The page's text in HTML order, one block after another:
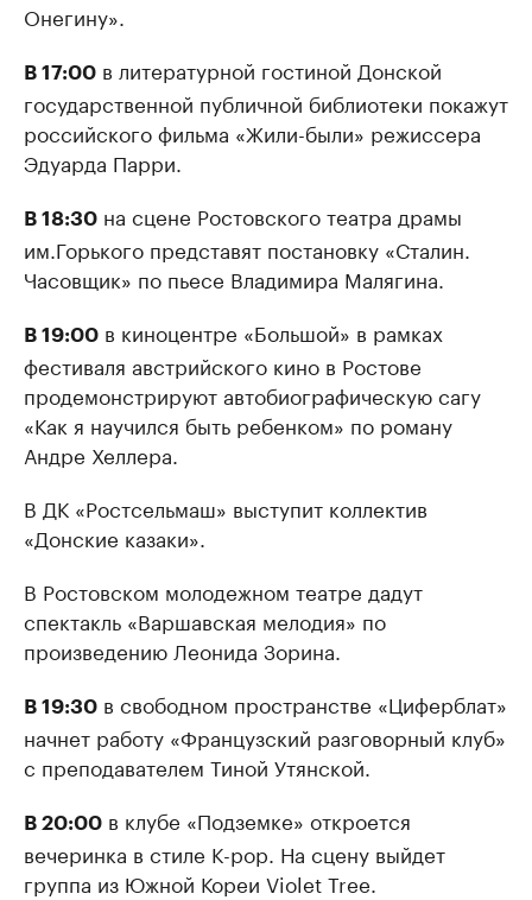
Онегину».
В 17:00 в литературной гостиной Донской
государственной публичной библиотеки покажут
российского фильма «Жили-были» режиссера
Эдуарда Парри.
В 18:30 на сцене Ростовского театра драмы
им.Горького представят постановку «Сталин.
Часовщик» по пьесе Владимира Малягина.
В 19:00 в киноцентре «Большой» в рамках
фестиваля австрийского кино в Ростове
продемонстрируют автобиографическую сагу
«Как я научился быть ребенком» по роману
Андре Хеллера.
В ДК «Ростсельмаш» выступит коллектив
«Донские казаки».
В Ростовском молодежном театре дадут
спектакль «Варшавская мелодия» по
произведению Леонида Зорина.
В 19:30 в свободном пространстве «Циферблат»
начнет работу «Французский разговорный клуб»
с преподавателем Тиной Утянской.
В 20:00 в клубе «Подземке» откроется
вечеринка в стиле K-pop. На сцену выйдет
группа из Южной Кореи Violet Tree.